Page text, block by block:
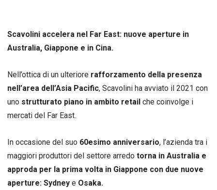
Scavolini accelera nel Far East: nuove aperture in
Australia, Giappone e in Cina.
Nell’ottica di un ulteriore rafforzamento della presenza
nell’area dell’Asia Pacific, Scavolini ha avviato il 2021 con
uno strutturato piano in ambito retail che coinvolge i
mercati del Far East.
In occasione del suo 60esimo anniversario, l’azienda tra i
maggiori produttori del settore arredo torna in Australia e
approda per la prima volta in Giappone con due nuove
aperture: Sydney e Osaka.